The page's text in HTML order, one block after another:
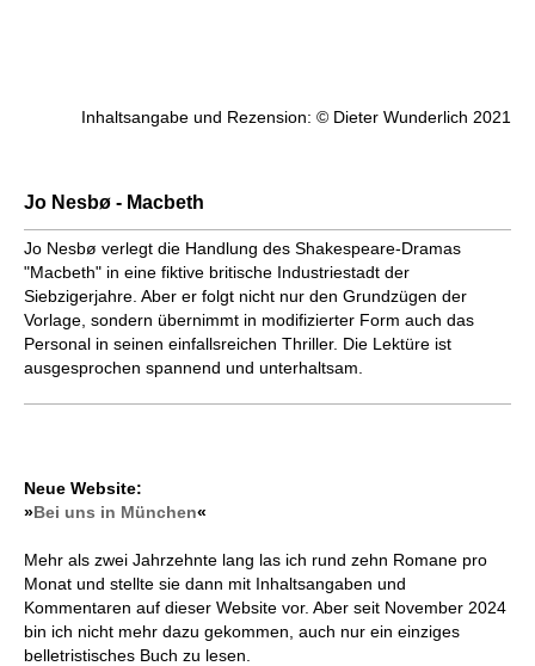
Inhaltsangabe und Rezension: © Dieter Wunderlich 2021
Jo Nesbø - Macbeth
Jo Nesbø verlegt die Handlung des Shakespeare-Dramas
"Macbeth" in eine fiktive britische Industriestadt der
Siebzigerjahre. Aber er folgt nicht nur den Grundzügen der
Vorlage, sondern übernimmt in modifizierter Form auch das
Personal in seinen einfallsreichen Thriller. Die Lektüre ist
ausgesprochen spannend und unterhaltsam.
Neue Website:
»Bei uns in München«
Mehr als zwei Jahrzehnte lang las ich rund zehn Romane pro
Monat und stellte sie dann mit Inhaltsangaben und
Kommentaren auf dieser Website vor. Aber seit November 2024
bin ich nicht mehr dazu gekommen, auch nur ein einziges
belletristisches Buch zu lesen.